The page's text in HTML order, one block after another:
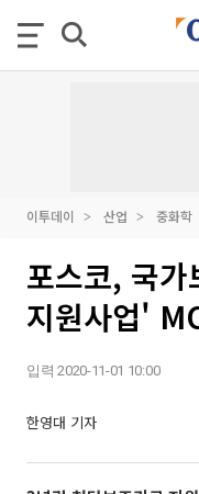
이투데이 산업 중화학
포스코, 국
지원사업'
입력 2020-11-01 10:00
한영대 기자